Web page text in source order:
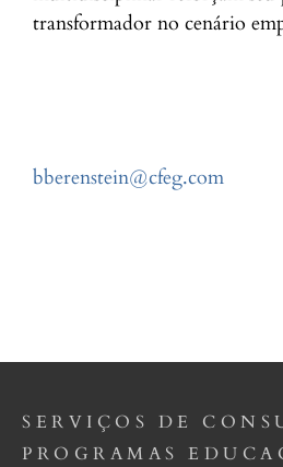
transformador no cenário
bberenstein@cfeg.com
SERVIÇOS DE
PROGRAMAS